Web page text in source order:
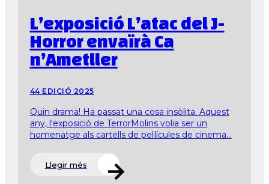
L’exposició L’atac del J-
Horror envaïrà Ca
n’Ametller
44 EDICIÓ 2025
Quin drama! Ha passat una cosa insòlita. Aquest
any, l'exposició de TerrorMolins volia ser un
homenatge als cartells de pel·lícules de cinema...
Llegir més